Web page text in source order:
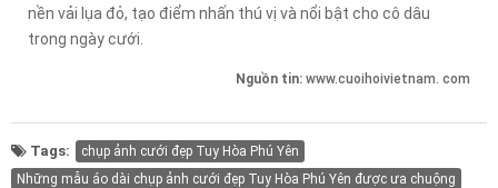
nền vải lụa đỏ, tạo điểm nhấn thú vị và nổi bật cho cô dâu
trong ngày cưới.
Nguồn tin: www.cuoihoivietnam. com
Tags:
chụp ảnh cưới đẹp Tuy Hòa Phú Yên
Những mẫu áo dài chụp ảnh cưới đẹp Tuy Hòa Phú Yên được ưa chuộng